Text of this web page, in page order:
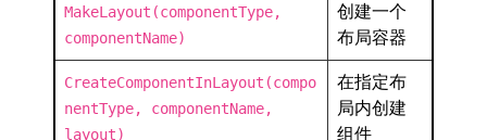
MakeLayout(componentType,
componentName)
创建一个
布局容器
CreateComponentInLayout(compo
nentType, componentName,
layout)
在指定布
局内创建
组件